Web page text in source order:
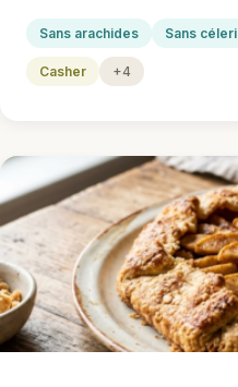
Sans arachides Sans céleri
Casher +4